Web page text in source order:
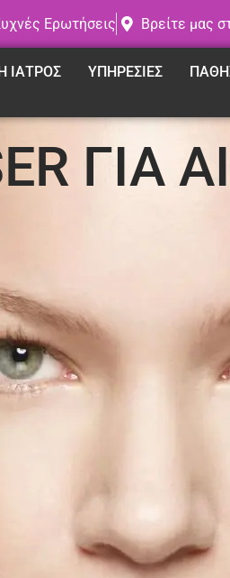
Ερωτήσεις Βρείτε μας
ΙΑΤΡΟΣ ΥΠΗΡΕΣΙΕΣ
ΓΙΑ